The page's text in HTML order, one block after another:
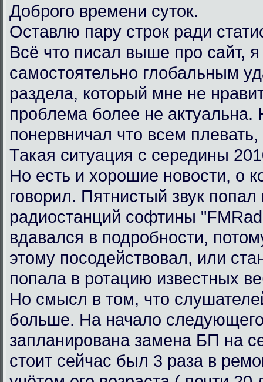
Доброго времени суток.
Оставлю пару строк ради
Всё что писал выше про сайт,
самостоятельно глобальным
раздела, который мне не
проблема более не актуальна.
понервничал что всем
Такая ситуация с середины
Но есть и хорошие новости, о
говорил. Пятнистый звук попал
радиостанций софтины
вдавался в подробности,
этому посодействовал, или
попала в ротацию известных
Но смысл в том, что
больше. На начало
запланирована замена БП на
стоит сейчас был 3 раза в